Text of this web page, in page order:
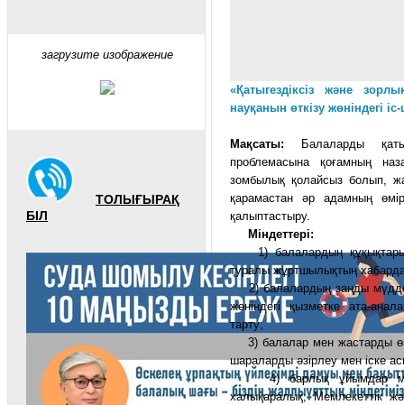
загрузите изображение
ТОЛЫҒЫРАҚ
БІЛ
«Қатыгездіксіз және
науқанын өткізу жөніндегі
Мақсаты: Балаларды
проблемасына қоғамның
зомбылық қолайсыз болып,
қарамастан әр адамның
қалыптастыру.
Міндеттері:
1) балалардың құқықтары
туралы жұртшылықтың
2) балалардың заңды
жөніндегі қызметке ата-
тарту;
3) балалар мен жастарды
шараларды әзірлеу мен іске
4) барлық ұйымдар мен
халықаралық; Мемлекеттік